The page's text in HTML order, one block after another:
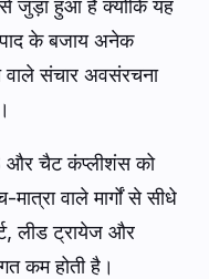
जुड़ा हुआ है क्योंकि यह
के बजाय अनेक
संचार अवसंरचना
चैट कंप्लीशंस को
वाले मार्गों से सीधे
लीड ट्रायेज और
कम होती है।